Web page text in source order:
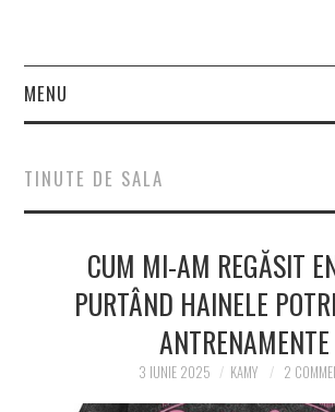
MENU
BEAUTY
LIFESTYLE
TINUTE DE SALA
CUM MI-AM REGĂSIT
PURTÂND HAINELE
ANTRENAMENTE
3 IUNIE 2025 KAMY 2